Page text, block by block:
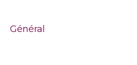
Général